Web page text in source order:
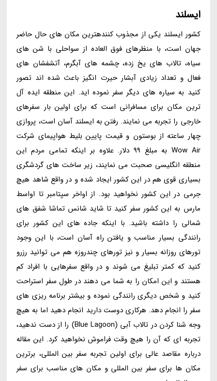
ایسلند
کشور ایسلند یکی از مجذوب کنندهترین مکان های حال حاضر
جهان است، با منظرهای فوق العاده از سواحلی با شن های
سیاه، تالاب های یخ زده، چشمه های آبگرم، آتشفشان های
فعال و تعداد زیادی آبشار حیرت انگیز باعث شده اند تصور
کنید به سیاره های دیگر سفر نموده اید. این منطقه ایده آل
ترین مکان برای مسافرانی است که برای اولین بار سفرهای
خارجی را تجربه می نمایند. رفتن به ایسلند آسان است، پروازی
چهار ساعته از بوستون و قیمت پایین بلیط هواپیمای شرکت
Wow Air به مبلغ 99 دلار. علاوه بر اینکه تمامی مردم این
منطقه انگلیسی صحبت می نمایند، زیر ساخت های گردشگری
بسیاری قوی هم در این کشور ایجاد شده و در واقع شاهد هیچ
جرمی در این کشور نخواهید بود. از اواخر سپتامبر تا اواسط
مارس به این کشور سفر کنید تا شاید شانس تماشا شفق های
شمالی را داشته باشید. با اینکه جاده های این کشور برای
رانندگی بسیار مناسب و یافتن راه آسان است، با این وجود
تورهای روزانه بسیار و نیز تورهای چندروزه هم می توانید رزرو
کنید که کمتر تبلیغ می شوند و در واقع سفرهایی با افراد کم
هستند و این امکان را به شما می دهند در طول سفر استراحت
کنید و شخص دیگری رانندگی نموده و بیشتر برنامه ریزی های
سفر را انجام دهد. هرکاری دوست دارید انجام دهید اما به هیچ
وجه شنا کردن در تالاب آبی (Blue Lagoon) را از دست ندهید،
تجربه ای که آن را هیچ وقت فراموش نخواهید کرد. این مقاله
درباره مقاصد عالی برای اولین تجربه سفر بین المللی، برترین
مکان ها برای سفر بین المللی و مکان های مناسب برای سفر